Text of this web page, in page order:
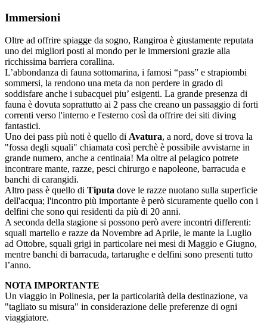
Immersioni
Oltre ad offrire spiagge da sogno, Rangiroa è giustamente reputata
uno dei migliori posti al mondo per le immersioni grazie alla
ricchissima barriera corallina.
L’abbondanza di fauna sottomarina, i famosi “pass” e strapiombi
sommersi, la rendono una meta da non perdere in grado di
soddisfare anche i subacquei piu’ esigenti. La grande presenza di
fauna è dovuta soprattutto ai 2 pass che creano un passaggio di forti
correnti verso l'interno e l'esterno così da offrire dei siti diving
fantastici.
Uno dei pass più noti è quello di Avatura, a nord, dove si trova la
"fossa degli squali" chiamata così perchè è possibile avvistarne in
grande numero, anche a centinaia! Ma oltre al pelagico potrete
incontrare mante, razze, pesci chirurgo e napoleone, barracuda e
banchi di carangidi.
Altro pass è quello di Tiputa dove le razze nuotano sulla superficie
dell'acqua; l'incontro più importante è però sicuramente quello con i
delfini che sono qui residenti da più di 20 anni.
A seconda della stagione si possono però avere incontri differenti:
squali martello e razze da Novembre ad Aprile, le mante la Luglio
ad Ottobre, squali grigi in particolare nei mesi di Maggio e Giugno,
mentre banchi di barracuda, tartarughe e delfini sono presenti tutto
l’anno.
NOTA IMPORTANTE
Un viaggio in Polinesia, per la particolarità della destinazione, va
"tagliato su misura" in considerazione delle preferenze di ogni
viaggiatore.